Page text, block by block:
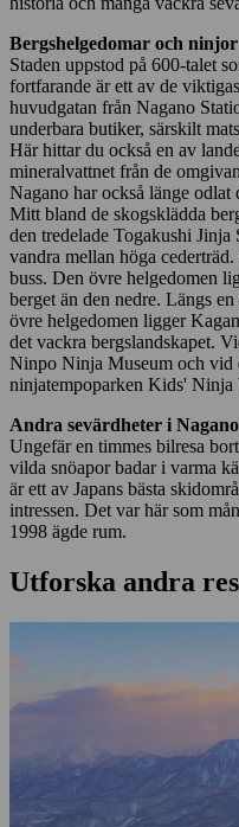
Bergshelgedomar och ninjor
Staden uppstod på 600-talet
fortfarande är ett av de
huvudgatan från Nagano
underbara butiker, särskilt
Här hittar du också en av
mineralvattnet från de
Nagano har också länge
Mitt bland de skogsklädda
den tredelade Togakushi
vandra mellan höga
buss. Den övre helgedomen
berget än den nedre. Längs
övre helgedomen ligger
det vackra bergslandskapet.
Ninpo Ninja Museum och vid
ninjatempoparken Kids' Ninja
Andra sevärdheter i Nagano
Ungefär en timmes bilresa
vilda snöapor badar i varma
är ett av Japans bästa
intressen. Det var här som
1998 ägde rum.
Utforska andra